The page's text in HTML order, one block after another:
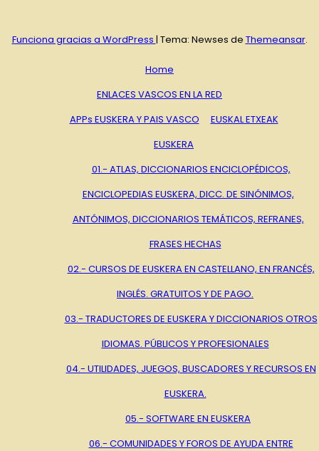
Funciona gracias a WordPress | Tema: Newses de Themeansar.
Home
ENLACES VASCOS EN LA RED
APPs EUSKERA Y PAIS VASCO
EUSKAL ETXEAK
EUSKERA
01.- ATLAS, DICCIONARIOS ENCICLOPÉDICOS,
ENCICLOPEDIAS EUSKERA, DICC. DE SINÓNIMOS,
ANTÓNIMOS, DICCIONARIOS TEMÁTICOS, REFRANES,
FRASES HECHAS
02.- CURSOS DE EUSKERA EN CASTELLANO, EN FRANCÉS,
INGLÉS. GRATUITOS Y DE PAGO.
03.- TRADUCTORES DE EUSKERA Y DICCIONARIOS OTROS
IDIOMAS. PÚBLICOS Y PROFESIONALES
04.- UTILIDADES, JUEGOS, BUSCADORES Y RECURSOS EN
EUSKERA.
05.- SOFTWARE EN EUSKERA
06.- COMUNIDADES Y FOROS DE AYUDA ENTRE